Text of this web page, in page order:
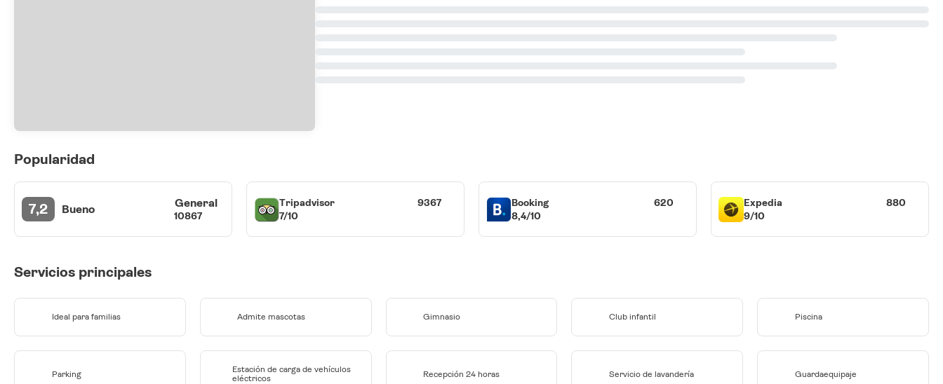
Popularidad
7,2 Bueno General
10867
Tripadvisor
7/10
9367
Booking
8,4/10
620
Expedia
9/10
880
Servicios principales
Ideal para familias Admite mascotas Gimnasio Club infantil Piscina
Parking
Estación de carga de vehículos
eléctricos
Recepción 24 horas Servicio de lavandería Guardaequipaje